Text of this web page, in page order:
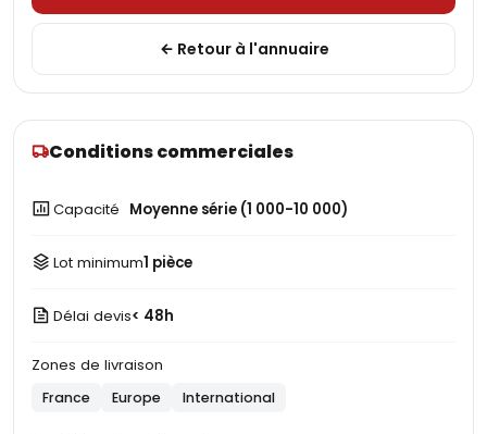
Retour à l'annuaire
Conditions commerciales
Capacité Moyenne série (1 000-10 000)
Lot minimum1 pièce
Délai devis< 48h
Zones de livraison
France Europe International